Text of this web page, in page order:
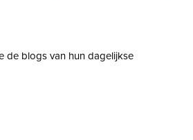
de blogs van hun dagelijkse